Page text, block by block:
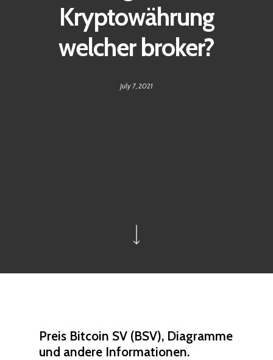
Kryptowährung
welcher broker?
July 7, 2021
Preis Bitcoin SV (BSV), Diagramme
und andere Informationen.